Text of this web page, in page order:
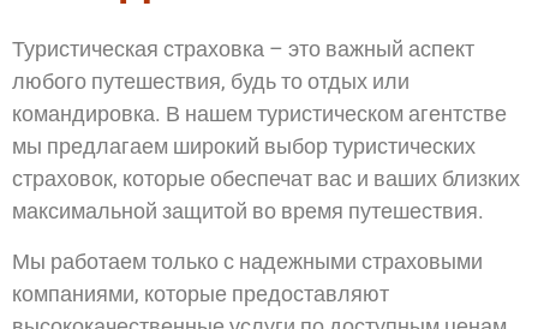
Туристическая страховка – это важный аспект
любого путешествия, будь то отдых или
командировка. В нашем туристическом агентстве
мы предлагаем широкий выбор туристических
страховок, которые обеспечат вас и ваших близких
максимальной защитой во время путешествия.
Мы работаем только с надежными страховыми
компаниями, которые предоставляют